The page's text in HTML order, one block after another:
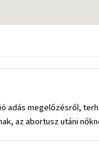
adás megelőzésről,
az abortusz utáni